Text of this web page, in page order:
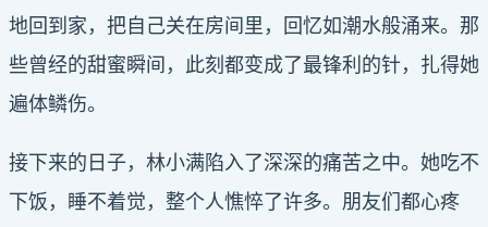
地回到家，把自己关在房间里，回忆如潮水般涌来。那
些曾经的甜蜜瞬间，此刻都变成了最锋利的针，扎得她
遍体鳞伤。
接下来的日子，林小满陷入了深深的痛苦之中。她吃不
下饭，睡不着觉，整个人憔悴了许多。朋友们都心疼